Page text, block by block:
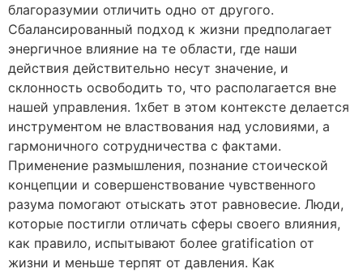
благоразумии отличить одно от другого.
Сбалансированный подход к жизни предполагает
энергичное влияние на те области, где наши
действия действительно несут значение, и
склонность освободить то, что располагается вне
нашей управления. 1хбет в этом контексте делается
инструментом не властвования над условиями, а
гармоничного сотрудничества с фактами.
Применение размышления, познание стоической
концепции и совершенствование чувственного
разума помогают отыскать этот равновесие. Люди,
которые постигли отличать сферы своего влияния,
как правило, испытывают более gratification от
жизни и меньше терпят от давления. Как